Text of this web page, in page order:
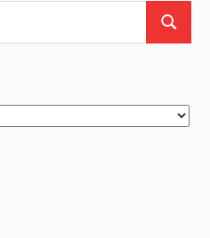
Suchen